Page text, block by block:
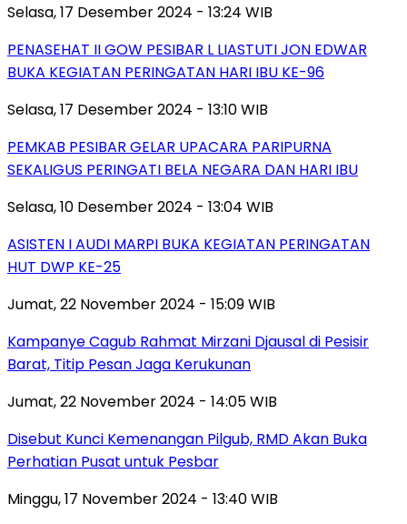
Selasa, 17 Desember 2024 - 13:24 WIB
PENASEHAT II GOW PESIBAR L LIASTUTI JON EDWAR
BUKA KEGIATAN PERINGATAN HARI IBU KE-96
Selasa, 17 Desember 2024 - 13:10 WIB
PEMKAB PESIBAR GELAR UPACARA PARIPURNA
SEKALIGUS PERINGATI BELA NEGARA DAN HARI IBU
Selasa, 10 Desember 2024 - 13:04 WIB
ASISTEN I AUDI MARPI BUKA KEGIATAN PERINGATAN
HUT DWP KE-25
Jumat, 22 November 2024 - 15:09 WIB
Kampanye Cagub Rahmat Mirzani Djausal di Pesisir
Barat, Titip Pesan Jaga Kerukunan
Jumat, 22 November 2024 - 14:05 WIB
Disebut Kunci Kemenangan Pilgub, RMD Akan Buka
Perhatian Pusat untuk Pesbar
Minggu, 17 November 2024 - 13:40 WIB